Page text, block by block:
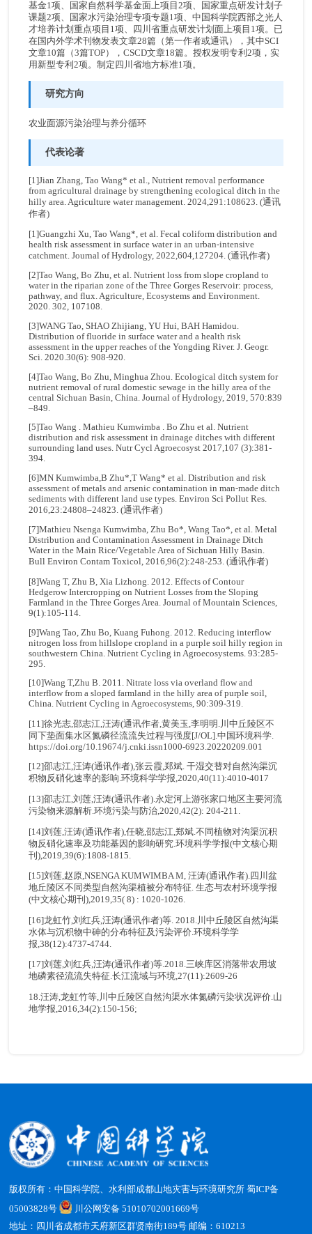
基金1项、国家自然科学基金面上项目2项、国家重点研发计划子
课题2项、国家水污染治理专项专题1项、中国科学院西部之光人
才培养计划重点项目1项、四川省重点研发计划面上项目1项。已
在国内外学术刊物发表文章28篇（第一作者或通讯），其中SCI
文章10篇（3篇TOP），CSCD文章18篇。授权发明专利2项，实
用新型专利2项。制定四川省地方标准1项。
研究方向
农业面源污染治理与养分循环
代表论著
[1]Jian Zhang, Tao Wang* et al., Nutrient removal performance
from agricultural drainage by strengthening ecological ditch in the
hilly area. Agriculture water management. 2024,291:108623. (通讯
作者)
[1]Guangzhi Xu, Tao Wang*, et al. Fecal coliform distribution and
health risk assessment in surface water in an urban-intensive
catchment. Journal of Hydrology, 2022,604,127204. (通讯作者)
[2]Tao Wang, Bo Zhu, et al. Nutrient loss from slope cropland to
water in the riparian zone of the Three Gorges Reservoir: process,
pathway, and flux. Agriculture, Ecosystems and Environment.
2020. 302, 107108.
[3]WANG Tao, SHAO Zhijiang, YU Hui, BAH Hamidou.
Distribution of fluoride in surface water and a health risk
assessment in the upper reaches of the Yongding River. J. Geogr.
Sci. 2020.30(6): 908-920.
[4]Tao Wang, Bo Zhu, Minghua Zhou. Ecological ditch system for
nutrient removal of rural domestic sewage in the hilly area of the
central Sichuan Basin, China. Journal of Hydrology, 2019, 570:839
–849.
[5]Tao Wang . Mathieu Kumwimba . Bo Zhu et al. Nutrient
distribution and risk assessment in drainage ditches with different
surrounding land uses. Nutr Cycl Agroecosyst 2017,107 (3):381-
394.
[6]MN Kumwimba,B Zhu*,T Wang* et al. Distribution and risk
assessment of metals and arsenic contamination in man-made ditch
sediments with different land use types. Environ Sci Pollut Res.
2016,23:24808–24823. (通讯作者)
[7]Mathieu Nsenga Kumwimba, Zhu Bo*, Wang Tao*, et al. Metal
Distribution and Contamination Assessment in Drainage Ditch
Water in the Main Rice/Vegetable Area of Sichuan Hilly Basin.
Bull Environ Contam Toxicol, 2016,96(2):248-253. (通讯作者)
[8]Wang T, Zhu B, Xia Lizhong. 2012. Effects of Contour
Hedgerow Intercropping on Nutrient Losses from the Sloping
Farmland in the Three Gorges Area. Journal of Mountain Sciences,
9(1):105-114.
[9]Wang Tao, Zhu Bo, Kuang Fuhong. 2012. Reducing interflow
nitrogen loss from hillslope cropland in a purple soil hilly region in
southwestern China. Nutrient Cycling in Agroecosystems. 93:285-
295.
[10]Wang T,Zhu B. 2011. Nitrate loss via overland flow and
interflow from a sloped farmland in the hilly area of purple soil,
China. Nutrient Cycling in Agroecosystems, 90:309-319.
[11]徐光志,邵志江,汪涛(通讯作者,黄美玉,李明明.川中丘陵区不
同下垫面集水区氮磷径流流失过程与强度[J/OL].中国环境科学.
https://doi.org/10.19674/j.cnki.issn1000-6923.20220209.001
[12]邵志江,汪涛(通讯作者),张云霞,郑斌. 干湿交替对自然沟渠沉
积物反硝化速率的影响.环境科学学报,2020,40(11):4010-4017
[13]邵志江,刘莲,汪涛(通讯作者).永定河上游张家口地区主要河流
污染物来源解析.环境污染与防治,2020,42(2): 204-211.
[14]刘莲,汪涛(通讯作者),任晓,邵志江,郑斌.不同植物对沟渠沉积
物反硝化速率及功能基因的影响研究.环境科学学报(中文核心期
刊),2019,39(6):1808-1815.
[15]刘莲,赵原,NSENGA KUMWIMBA M, 汪涛(通讯作者).四川盆
地丘陵区不同类型自然沟渠植被分布特征. 生态与农村环境学报
(中文核心期刊),2019,35( 8) : 1020-1026.
[16]龙虹竹,刘红兵,汪涛(通讯作者)等. 2018.川中丘陵区自然沟渠
水体与沉积物中砷的分布特征及污染评价.环境科学学
报,38(12):4737-4744.
[17]刘莲,刘红兵,汪涛(通讯作者)等.2018.三峡库区消落带农用坡
地磷素径流流失特征.长江流域与环境,27(11):2609-26
18.汪涛,龙虹竹等,川中丘陵区自然沟渠水体氮磷污染状况评价.山
地学报,2016,34(2):150-156;
版权所有：中国科学院、水利部成都山地灾害与环境研究所蜀ICP备
05003828号
川公网安备 51010702001669号
地址：四川省成都市天府新区群贤南街189号 邮编：610213